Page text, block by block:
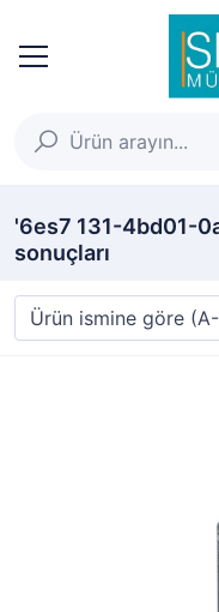
'6es7 131-4bd01-
sonuçları